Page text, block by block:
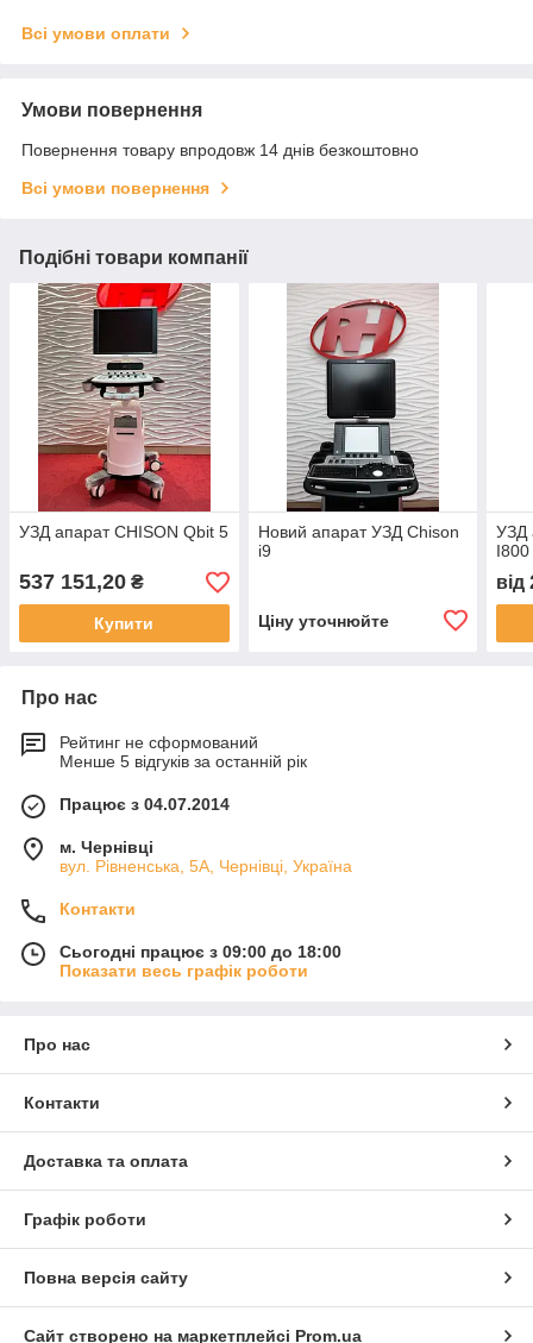
Всі умови оплати
Умови повернення
Повернення товару впродовж 14 днів безкоштовно
Всі умови повернення
Подібні товари компанії
УЗД апарат CHISON Qbit 5
537 151,20 ₴
Купити
Новий апарат УЗД Chison
i9
Ціну уточнюйте
УЗД
I800
від
Про нас
Рейтинг не сформований
Менше 5 відгуків за останній рік
Працює з 04.07.2014
м. Чернівці
вул. Рівненська, 5А, Чернівці, Україна
Контакти
Сьогодні працює з 09:00 до 18:00
Показати весь графік роботи
Про нас
Контакти
Доставка та оплата
Графік роботи
Повна версія сайту
Сайт створено на маркетплейсі Prom.ua